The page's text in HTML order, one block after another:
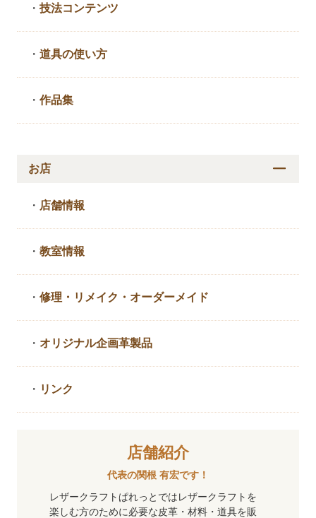
・技法コンテンツ
・道具の使い方
・作品集
お店
・ 店舗情報
・教室情報
・修理・リメイク・ オーダーメイド
・ オリジナル企画革製品
・ リンク
店舗紹介
代表の関根 有宏です！
レザークラフトぱれっとではレザークラフトを
楽しむ方のために必要な皮革・材料・道具を販